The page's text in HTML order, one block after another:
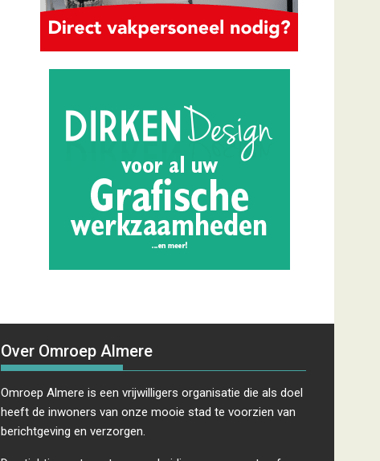
Over Omroep Almere
Omroep Almere is een vrijwilligers organisatie die als doel
heeft de inwoners van onze mooie stad te voorzien van
berichtgeving en verzorgen.